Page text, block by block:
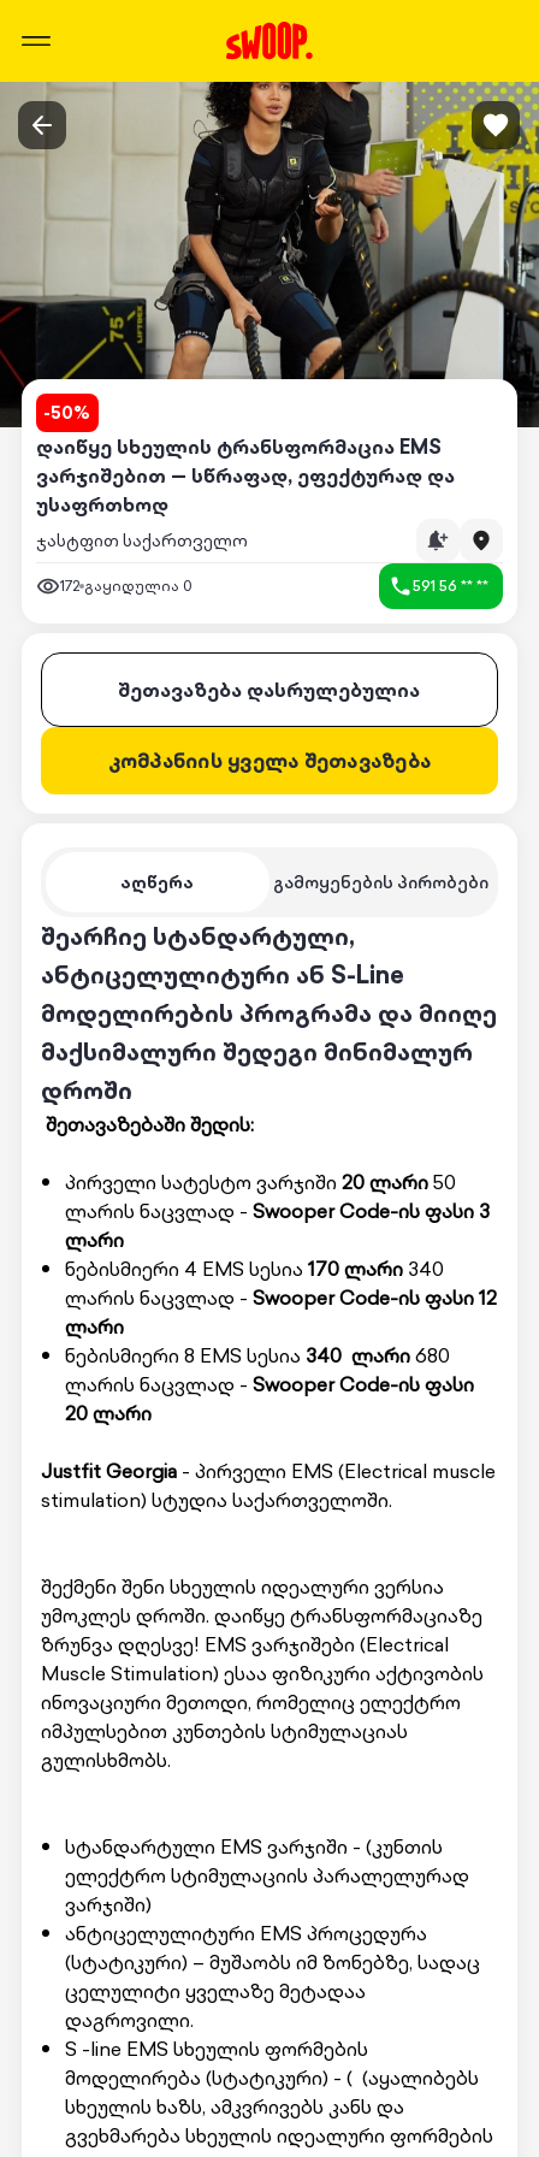
-50%
დაიწყე სხეულის ტრანსფორმაცია EMS
ვარჯიშებით — სწრაფად, ეფექტურად და
უსაფრთხოდ
ჯასტფით საქართველო
172 გაყიდულია 0 591 56 ** **
აღწერა გამოყენების პირობები
შეარჩიე სტანდარტული,
ანტიცელულიტური ან S-Line
მოდელირების პროგრამა და მიიღე
მაქსიმალური შედეგი მინიმალურ
დროში
შეთავაზებაში შედის:
პირველი სატესტო ვარჯიში 20 ლარი50
ლარის ნაცვლად - Swooper Code-ის ფასი 3
ლარი
ნებისმიერი 4 EMS სესია 170ლარი 340
ლარის ნაცვლად - Swooper Code-ის ფასი 12
ლარი
ნებისმიერი 8 EMS სესია 340 ლარი680
ლარის ნაცვლად - Swooper Code-ის ფასი
20 ლარი
Justfit Georgia- პირველი EMS (Electrical muscle
stimulation) სტუდია საქართველოში.
შექმენი შენი სხეულის იდეალური ვერსია
უმოკლეს დროში. დაიწყე ტრანსფორმაციაზე
ზრუნვა დღესვე! EMS ვარჯიშები (Electrical
Muscle Stimulation) ესაა ფიზიკური აქტივობის
ინოვაციური მეთოდი, რომელიც ელექტრო
იმპულსებით კუნთების სტიმულაციას
გულისხმობს.
სტანდარტული EMS ვარჯიში - (კუნთის
ელექტრო სტიმულაციის პარალელურად
ვარჯიში)
ანტიცელულიტური EMS პროცედურა
(სტატიკური) – მუშაობს იმ ზონებზე, სადაც
ცელულიტი ყველაზე მეტადაა
დაგროვილი.
S -line EMS სხეულის ფორმების
მოდელირება (სტატიკური) - ( (აყალიბებს
სხეულის ხაზს, ამკვრივებს კანს და
გვეხმარება სხეულის იდეალური ფორმების
შეთავაზება დასრულებულია
კომპანიის ყველა შეთავაზება